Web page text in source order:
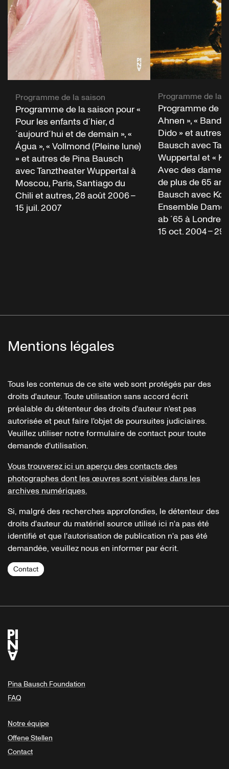
Programme de la saison
Programme de la saison pour «
Pour les enfants d´hier, d
´aujourd´hui et de demain », «
Água », « Vollmond (Pleine lune)
» et autres de Pina Bausch
avec Tanztheater Wuppertal à
Moscou, Paris, Santiago du
Chili et autres, 28 août 2006 –
15 juil. 2007
Programme de la
Programme de
Ahnen », «
Dido » et autres
Bausch avec
Wuppertal et «
Avec des
de plus de 65
Bausch avec
Ensemble
ab ´65 à
15 oct. 2004 –
Mentions légales
Tous les contenus de ce site web sont protégés par des
droits d'auteur. Toute utilisation sans accord écrit
préalable du détenteur des droits d'auteur n'est pas
autorisée et peut faire l'objet de poursuites judiciaires.
Veuillez utiliser notre formulaire de contact pour toute
demande d'utilisation.
Vous trouverez ici un aperçu des contacts des
photographes dont les œuvres sont visibles dans les
archives numériques.
Si, malgré des recherches approfondies, le détenteur des
droits d'auteur du matériel source utilisé ici n'a pas été
identifié et que l'autorisation de publication n'a pas été
demandée, veuillez nous en informer par écrit.
Contact
Pina Bausch Foundation
FAQ
Notre équipe
Offene Stellen
Contact